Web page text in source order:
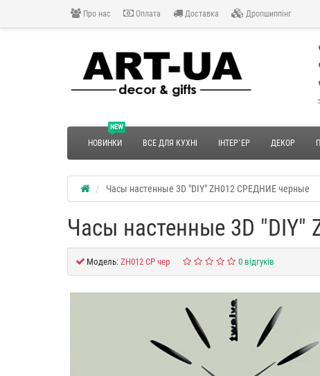
Про нас Оплата Доставка Дропшиппінг
NEW
НОВИНКИ ВСЕ ДЛЯ КУХНІ ІНТЕР`ЕР ДЕКОР
Часы настенные 3D "DIY" ZH012 СРЕДНИЕ черные
Часы настенные 3D
Модель: ZH012 СР чер 0 відгуків